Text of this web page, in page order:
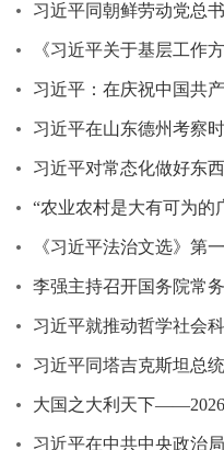
习近平同朝鲜劳动党总
《习近平关于基层工作
习近平：在庆祝中国共
习近平在山东德州考察
习近平对常态化做好东
“农业农村是大有可为
《习近平法治文选》第
李强主持召开国务院常
习近平就推动哲学社会
习近平同塔吉克斯坦总
大国之大利天下
习近平在中共中央政治